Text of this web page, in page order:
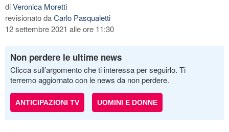
diVeronica Moretti
revisionato daCarlo Pasqualetti
12 settembre 2021 alle ore 11:30
Non perdere le ultime news
Clicca sull’argomento che ti interessa per seguirlo. Ti
terremo aggiornato con le news da non perdere.
ANTICIPAZIONI TV UOMINI E DONNE